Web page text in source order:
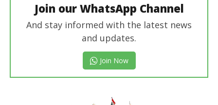
Join our WhatsApp Channel
And stay informed with the latest news
and updates.
Join Now